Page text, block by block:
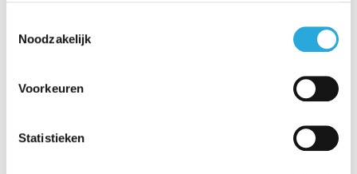
Noodzakelijk
Voorkeuren
Statistieken